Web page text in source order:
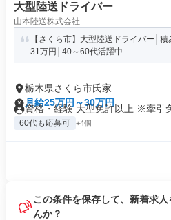
大型陸送ドライバー
山本陸送株式会社
【さくら市】大型陸送ドライバー│
31万円│40～60代活躍中
栃木県さくら市氏家
月給25万円～30万円
資格・経験 大型免許以上 ※牽引
60代も応募可 +4個
この条件を保存して、新着求
んか？